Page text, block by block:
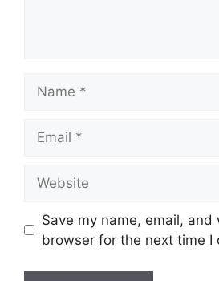
Save my name, email,
browser for the next time I